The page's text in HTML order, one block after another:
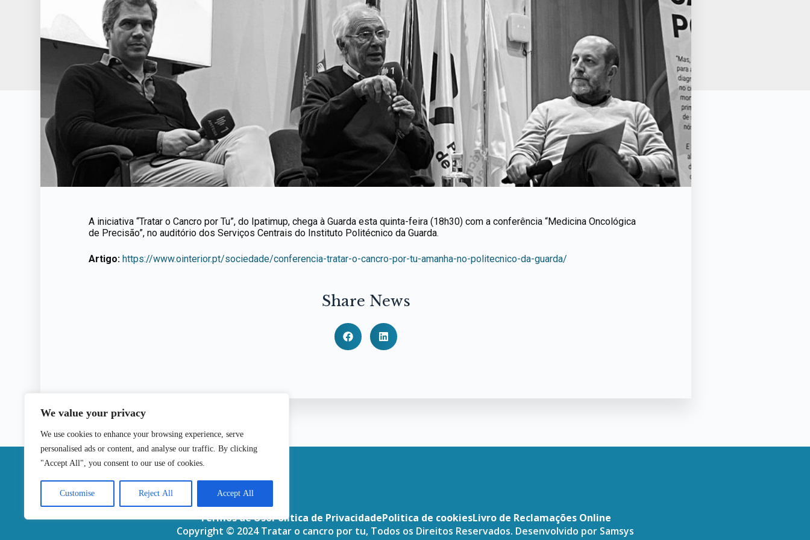
We value your privacy
We use cookies to enhance your browsing experience, serve
personalised ads or content, and analyse our traffic. By clicking
"Accept All", you consent to our use of cookies.
Customise Reject All Accept All
A iniciativa “Tratar o Cancro por Tu”, do Ipatimup, chega à Guarda esta quinta-feira (18h30) com a conferência “Medicina Oncológica
de Precisão”, no auditório dos Serviços Centrais do Instituto Politécnico da Guarda.
Artigo: https://www.ointerior.pt/sociedade/conferencia-tratar-o-cancro-por-tu-amanha-no-politecnico-da-guarda/
Share News
|
Termos de UsoPolitica de PrivacidadePolitica de cookiesLivro de Reclamações Online
Copyright © 2024 Tratar o cancro por tu, Todos os Direitos Reservados. Desenvolvido por Samsys